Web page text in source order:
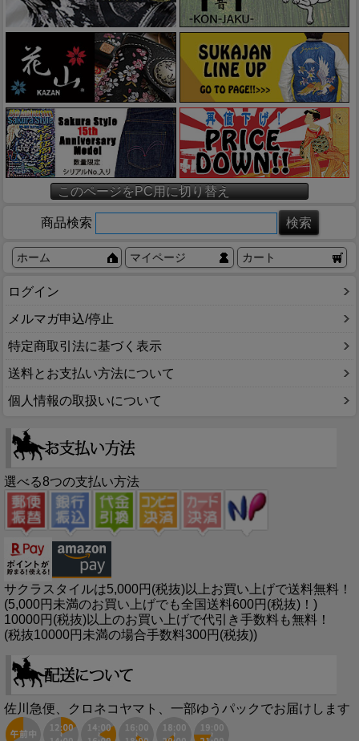
このページをPC用に切り替え
商品検索
ホーム マイページ カート
ログイン
メルマガ申込/停止
特定商取引法に基づく表示
送料とお支払い方法について
個人情報の取扱いについて
選べる8つの支払い方法
サクラスタイルは5,000円(税抜)以上お買い上げで送料無料！
(5,000円未満のお買い上げでも全国送料600円(税抜)！)
10000円(税抜)以上のお買い上げで代引き手数料も無料！
(税抜10000円未満の場合手数料300円(税抜))
佐川急便、クロネコヤマト、一部ゆうパックでお届けします